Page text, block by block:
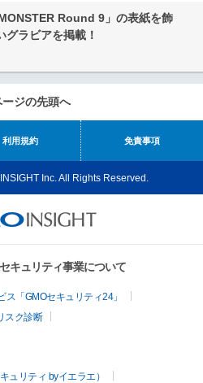
Round 9」の表紙を飾
グラビアを掲載！
ージの先頭へ
利用規約 免責事項
Inc. All Rights Reserved.
キュリティ事業について
「GMOセキュリティ24」
スク診断
ュリティ byイエラエ）